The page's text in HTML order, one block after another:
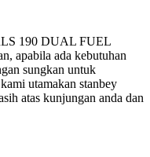
190 DUAL FUEL
apabila ada kebutuhan
sungkan untuk
utamakan stanbey
atas kunjungan anda dan